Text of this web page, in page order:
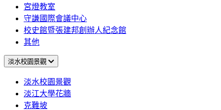
宮燈教室
守謙國際會議中心
校史館暨張建邦創辦人紀念館
其他
淡水校園景觀
淡水校園景觀
淡江大學花牆
克難坡